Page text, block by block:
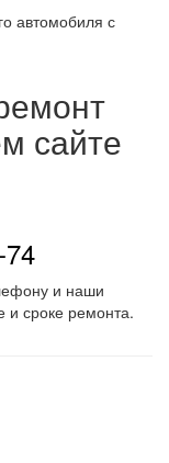
автомобиля с
сайте
и наши
и сроке ремонта.